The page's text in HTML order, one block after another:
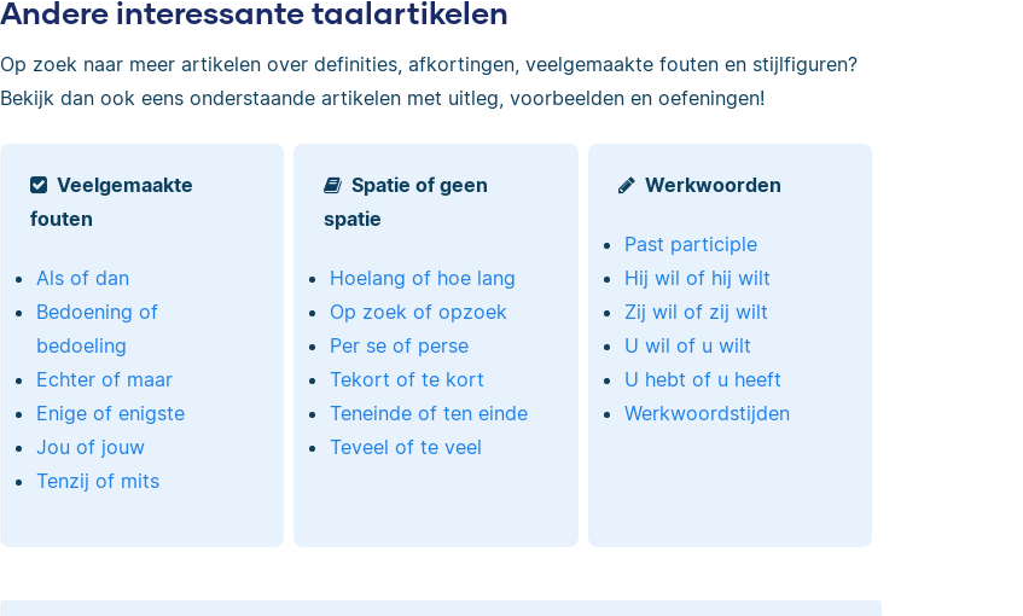
Andere interessante taalartikelen
Op zoek naar meer artikelen over definities, afkortingen, veelgemaakte fouten en stijlfiguren?
Bekijk dan ook eens onderstaande artikelen met uitleg, voorbeelden en oefeningen!
Veelgemaakte
fouten
Als of dan
Bedoening of
bedoeling
Echter of maar
Enige of enigste
Jou of jouw
Tenzij of mits
Spatie of geen
spatie
Hoelang of hoe lang
Op zoek of opzoek
Per se of perse
Tekort of te kort
Teneinde of ten einde
Teveel of te veel
Werkwoorden
Past participle
Hij wil of hij wilt
Zij wil of zij wilt
U wil of u wilt
U hebt of u heeft
Werkwoordstijden